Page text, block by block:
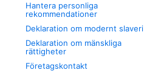
Hantera personliga
rekommendationer
Deklaration om modernt slaveri
Deklaration om mänskliga
rättigheter
Företagskontakt